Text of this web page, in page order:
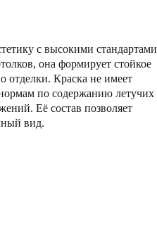
с высокими стандартами
она формирует стойкое
отделки. Краска не имеет
нормам по содержанию летучих
Её состав позволяет
вид.